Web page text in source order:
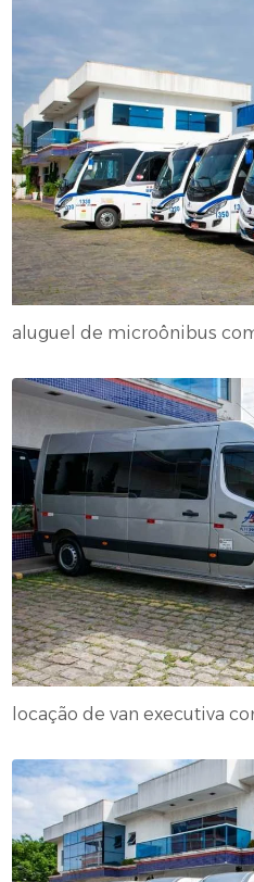
aluguel de microônibus
locação de van executiva